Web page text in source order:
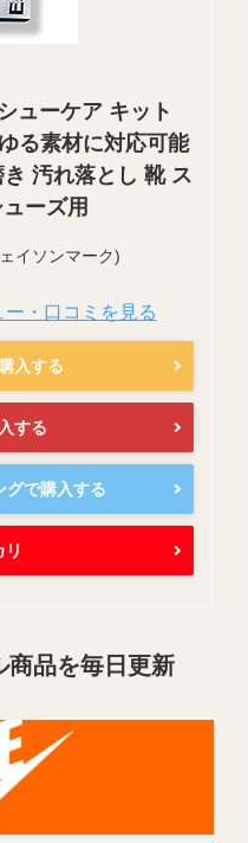
ューケア キット
る素材に対応可能
汚れ落とし 靴 ス
ーズ用
イソンマーク)
・口コミを見る
入する
する
グで購入する
リ
商品を毎日更新